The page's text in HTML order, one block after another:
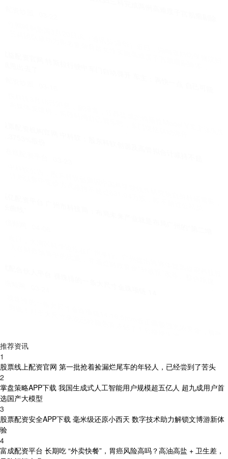
推荐资讯
1
股票线上配资官网 第一批抢着捡漏烂尾车的年轻人，已经尝到了苦头
2
掌盘策略APP下载 我国生成式人工智能用户规模超五亿人 超九成用户首
选国产大模型
3
股票配资安全APP下载 毫米级还原小西天 数字技术助力解锁文博游新体
验
4
富成配资平台 长期吃 “外卖快餐”，胃癌风险高吗？高油高盐 + 卫生差，